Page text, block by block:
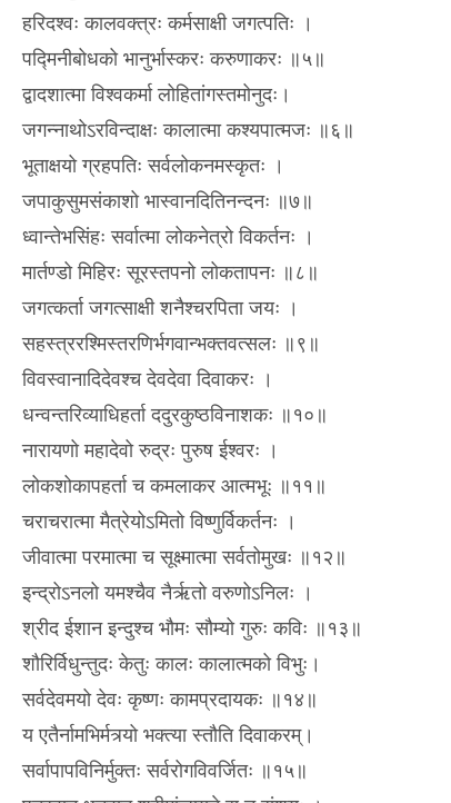
हरिदश्वः कालवक्त्रः कर्मसाक्षी जगत्पतिः ।
पद्मिनीबोधको भानुर्भास्करः करुणाकरः ॥५॥
द्वादशात्मा विश्वकर्मा लोहितांगस्तमोनुदः।
जगन्नाथोऽरविन्दाक्षः कालात्मा कश्यपात्मजः ॥६॥
भूताक्षयो ग्रहपतिः सर्वलोकनमस्कृतः ।
जपाकुसुमसंकाशो भास्वानदितिनन्दनः ॥७॥
ध्वान्तेभसिंहः सर्वात्मा लोकनेत्रो विकर्तनः ।
मार्तण्डो मिहिरः सूरस्तपनो लोकतापनः ॥८॥
जगत्कर्ता जगत्साक्षी शनैश्चरपिता जयः ।
सहस्त्ररश्मिस्तरणिर्भगवान्भक्तवत्सलः ॥९॥
विवस्वानादिदेवश्च देवदेवा दिवाकरः ।
धन्वन्तरिव्याधिहर्ता ददुरकुष्ठविनाशकः ॥१०॥
नारायणो महादेवो रुद्रः पुरुष ईश्वरः ।
लोकशोकापहर्ता च कमलाकर आत्मभूः ॥११॥
चराचरात्मा मैत्रेयोऽमितो विष्णुर्विकर्तनः ।
जीवात्मा परमात्मा च सूक्ष्मात्मा सर्वतोमुखः ॥१२॥
इन्द्रोऽनलो यमश्चैव नैर्ऋतो वरुणोऽनिलः ।
श्रीद ईशान इन्दुश्च भौमः सौम्यो गुरुः कविः ॥१३॥
शौरिर्विधुन्तुदः केतुः कालः कालात्मको विभुः।
सर्वदेवमयो देवः कृष्णः कामप्रदायकः ॥१४॥
य एतैर्नामभिर्मत्र्यो भक्त्या स्तौति दिवाकरम्।
सर्वापापविनिर्मुक्तः सर्वरोगविवर्जितः ॥१५॥